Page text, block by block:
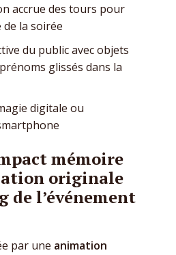
accrue des tours pour
la soirée
du public avec objets
glissés dans la
digitale ou
mémoire
originale
de l’événement
par une animation